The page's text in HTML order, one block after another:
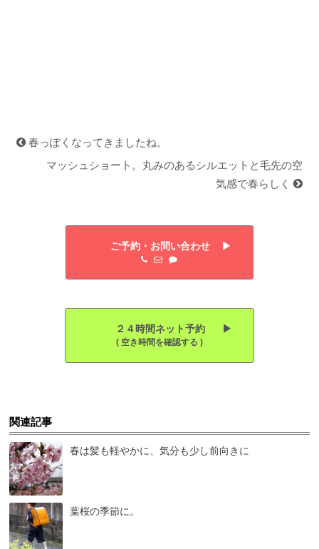
春っぽくなってきましたね。
マッシュショート。丸みのあるシルエットと毛先の空
気感で春らしく
ご予約・お問い合わせ ▶︎
２４時間ネット予約 ▶︎
( 空き時間を確認する )
関連記事
春は髪も軽やかに、気分も少し前向きに
葉桜の季節に。